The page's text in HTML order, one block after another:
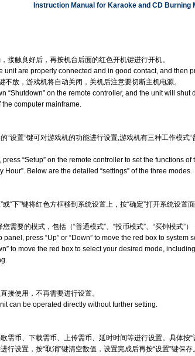
Instruction Manual for Karaoke and CD Burning
接触良好后，再按机台后面的红色开机键进行开机。
unit are properly connected and in good contact, and then
不放，游戏机将自动关闭，关机后注意要切断主机电源。
“Shutdown” on the remote controller, and the unit will
computer mainframe.
“设置”键可对游戏机的功能进行设置,游戏机有三种工作模式“
“Setup” on the remote controller to set the functions
Hour”. Below are the detailed “settings” of the three modes.
或“下”键将红色方框移到系统设置上，按“确定”打开系统设置面
需要的模式，包括（“普通模式”、“投币模式”、“买钟模式”）
panel, press “Up” or “Down” to move the red box to system
to move the red box to select your desired mode,
接使用，不再需要进行设置。
can be operated directly without further setting.
需币、下载需币、上传需币、延时时间等进行设置。具体按“
行设置，按“取消”键清空数值，设置完成后再按“设置”键保存。